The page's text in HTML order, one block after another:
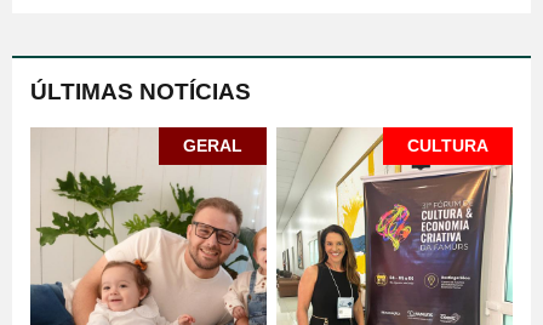
ÚLTIMAS NOTÍCIAS
GERAL CULTURA